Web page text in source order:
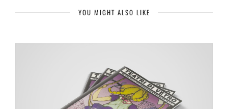
YOU MIGHT ALSO LIKE